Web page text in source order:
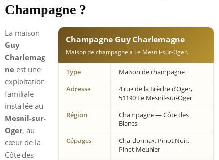
Champagne ?
Champagne Guy Charlemagne
Maison de champagne à Le Mesnil-sur-Oger.
Type
Maison de champagne
Adresse
4 rue de la Brèche d’Oger,
51190 Le Mesnil-sur-Oger
Région
Champagne — Côte des
Blancs
Cépages
Chardonnay, Pinot Noir,
Pinot Meunier
La maison
Guy
Charlemag
ne est une
exploitation
familiale
installée au
Mesnil-sur-
Oger, au
cœur de la
Côte des